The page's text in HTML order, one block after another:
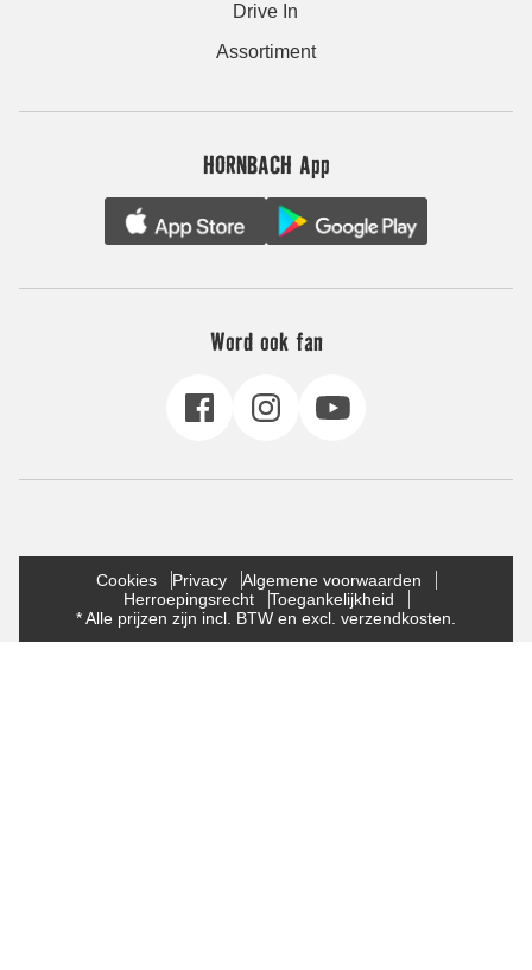
Drive In
Assortiment
HORNBACH App
Word ook fan
Cookies Privacy
Algemene voorwaarden
Herroepingsrecht
Toegankelijkheid
* Alle prijzen zijn incl. BTW en excl. verzendkosten.